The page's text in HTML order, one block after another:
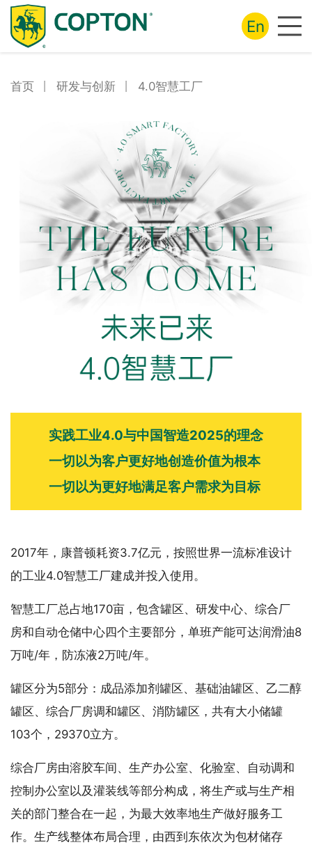
En
首页 研发与创新 4.0智慧工厂
实践工业4.0与中国智造2025的理念
一切以为客户更好地创造价值为根本
一切以为更好地满足客户需求为目标
2017年，康普顿耗资3.7亿元，按照世界一流标准设计
的工业4.0智慧工厂建成并投入使用。
智慧工厂总占地170亩，包含罐区、研发中心、综合厂
房和自动仓储中心四个主要部分，单班产能可达润滑油8
万吨/年，防冻液2万吨/年。
罐区分为5部分：成品添加剂罐区、基础油罐区、乙二醇
罐区、综合厂房调和罐区、消防罐区，共有大小储罐
103个，29370立方。
综合厂房由溶胶车间、生产办公室、化验室、自动调和
控制办公室以及灌装线等部分构成，将生产或与生产相
关的部门整合在一起，为最大效率地生产做好服务工
作。生产线整体布局合理，由西到东依次为包材储存